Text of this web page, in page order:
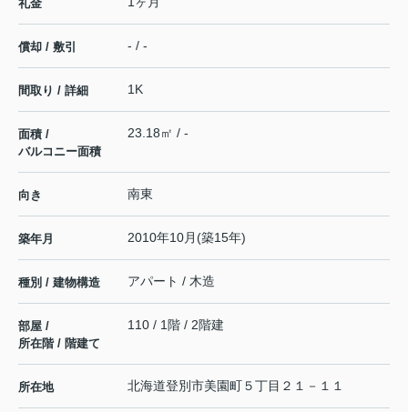
礼金
償却 / 敷引 - / -
間取り / 詳細 1K
面積 /
バルコニー面積
23.18㎡ / -
向き 南東
築年月 2010年10月(築15年)
種別 / 建物構造 アパート / 木造
部屋 /
所在階 / 階建て
110 / 1階 / 2階建
所在地 北海道登別市美園町５丁目２１－１１